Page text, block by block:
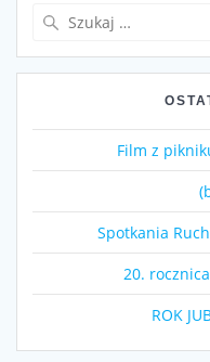
Film z
Spotkania
20.
ROK